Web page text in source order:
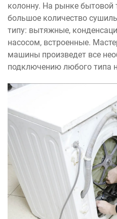
колонну. На рынке бытовой
большое количество
типу: вытяжные,
насосом, встроенные.
машины произведет все
подключению любого типа